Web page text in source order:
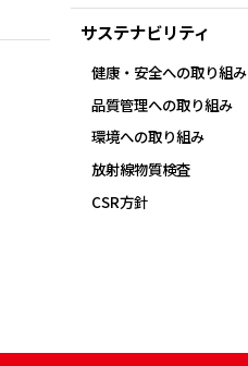
サステナビリティ
健康・安全への取り組み
品質管理への取り組み
環境への取り組み
放射線物質検査
CSR方針